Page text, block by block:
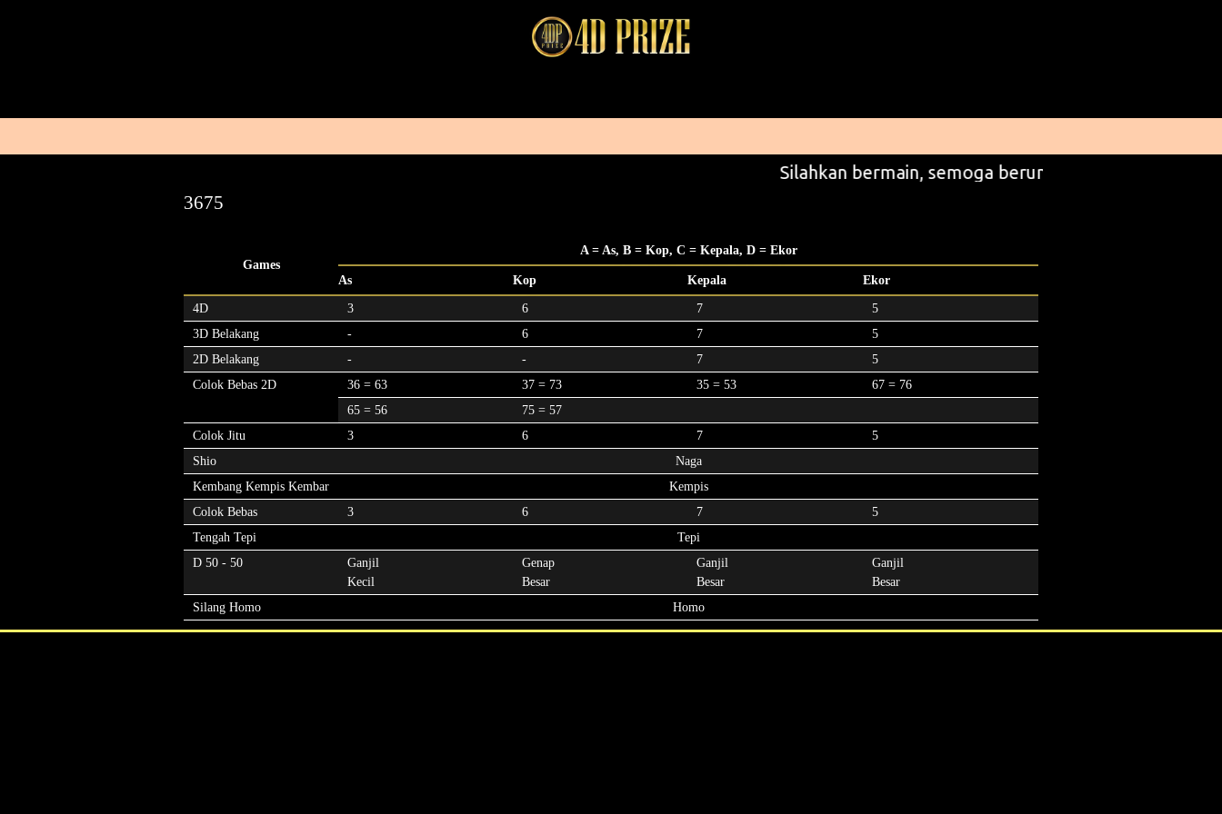
Silahkan bermain, semoga beruntung
3675
Games
A = As, B = Kop, C = Kepala, D = Ekor
As Kop Kepala Ekor
4D 3 6 7
5
3D Belakang
- 6 7
5
2D Belakang
- - 7
5
Colok Bebas 2D
36 = 63 37 = 73 35 = 53
67 = 76
65 = 56
75 = 57
Colok Jitu
3 6 7
5
Shio
Naga
Kembang Kempis Kembar
Kempis
Colok Bebas
3 6 7
5
Tengah Tepi
Tepi
D 50 - 50
Ganjil
Kecil
Genap
Besar
Ganjil
Besar
Ganjil
Besar
Silang Homo
Homo